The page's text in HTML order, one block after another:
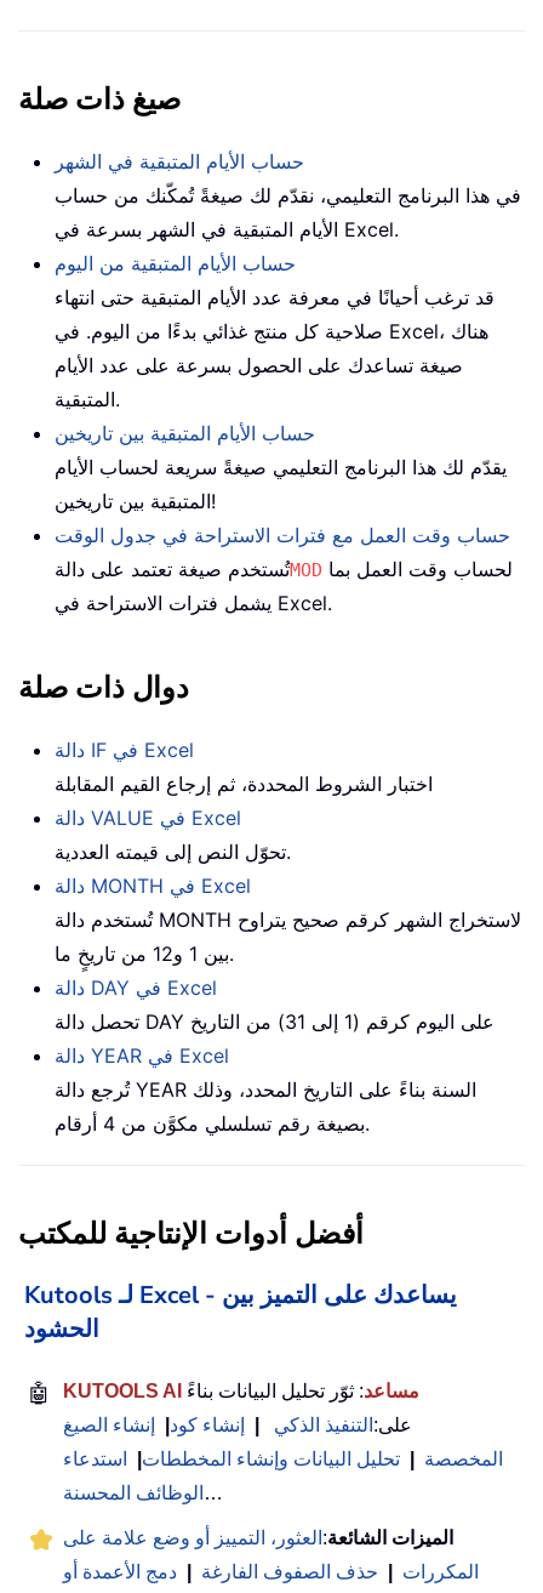
صيغ ذات صلة
حساب الأيام المتبقية في الشهر
في هذا البرنامج التعليمي، نقدّم لك صيغةً تُمكّنك من حساب
الأيام المتبقية في الشهر بسرعة في Excel.
حساب الأيام المتبقية من اليوم
قد ترغب أحيانًا في معرفة عدد الأيام المتبقية حتى انتهاء
صلاحية كل منتج غذائي بدءًا من اليوم. في Excel، هناك
صيغة تساعدك على الحصول بسرعة على عدد الأيام
المتبقية.
حساب الأيام المتبقية بين تاريخين
يقدّم لك هذا البرنامج التعليمي صيغةً سريعة لحساب الأيام
المتبقية بين تاريخين!
حساب وقت العمل مع فترات الاستراحة في جدول الوقت
تُستخدم صيغة تعتمد على دالةMOD
يشمل فترات الاستراحة في Excel.
دوال ذات صلة
دالة IF في Excel
اختبار الشروط المحددة، ثم إرجاع القيم المقابلة
دالة VALUE في Excel
تحوّل النص إلى قيمته العددية.
دالة MONTH في Excel
تُستخدم دالة MONTH لاستخراج الشهر كرقم صحيح يتراوح
بين 1 و12 من تاريخٍ ما.
دالة DAY في Excel
تحصل دالة DAY على اليوم كرقم (1 إلى 31) من التاريخ
دالة YEAR في Excel
تُرجع دالة YEAR السنة بناءً على التاريخ المحدد، وذلك
بصيغة رقم تسلسلي مكوَّن من 4 أرقام.
أفضل أدوات الإنتاجية للمكتب
Kutools لـ Excel - يساعدك على التميز بين
الحشود
🤖 KUTOOLS AI مساعد: ثوّر تحليل البيانات بناءً
على: التنفيذ الذكي إنشاء كود
إنشاء الصيغ
المخصصة
تحليل البيانات وإنشاء المخططات
استدعاء
الوظائف المحسنة …
الميزات الشائعة: العثور، التمييز أو وضع علامة على
المكررات
حذف الصفوف الفارغة
دمج الأعمدة أو